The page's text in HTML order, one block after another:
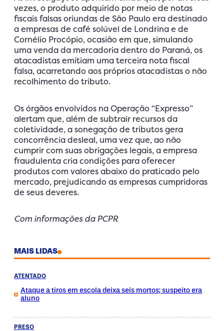
vezes, o produto adquirido por meio de notas
fiscais falsas oriundas de São Paulo era destinado
a empresas de café solúvel de Londrina e de
Cornélio Procópio, ocasião em que, simulando
uma venda da mercadoria dentro do Paraná, os
atacadistas emitiam uma terceira nota fiscal
falsa, acarretando aos próprios atacadistas o não
recolhimento do tributo.
Os órgãos envolvidos na Operação “Expresso”
alertam que, além de subtrair recursos da
coletividade, a sonegação de tributos gera
concorrência desleal, uma vez que, ao não
cumprir com suas obrigações legais, a empresa
fraudulenta cria condições para oferecer
produtos com valores abaixo do praticado pelo
mercado, prejudicando as empresas cumpridoras
de seus deveres.
Com informações da PCPR
MAIS LIDAS
ATENTADO
Ataque a tiros em escola deixa seis mortos; suspeito era
aluno
PRESO